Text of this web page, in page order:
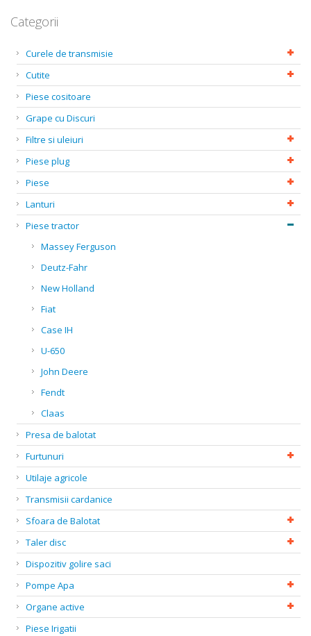
Categorii
Curele de transmisie
Cutite
Piese cositoare
Grape cu Discuri
Filtre si uleiuri
Piese plug
Piese
Lanturi
Piese tractor
Massey Ferguson
Deutz-Fahr
New Holland
Fiat
Case IH
U-650
John Deere
Fendt
Claas
Presa de balotat
Furtunuri
Utilaje agricole
Transmisii cardanice
Sfoara de Balotat
Taler disc
Dispozitiv golire saci
Pompe Apa
Organe active
Piese Irigatii